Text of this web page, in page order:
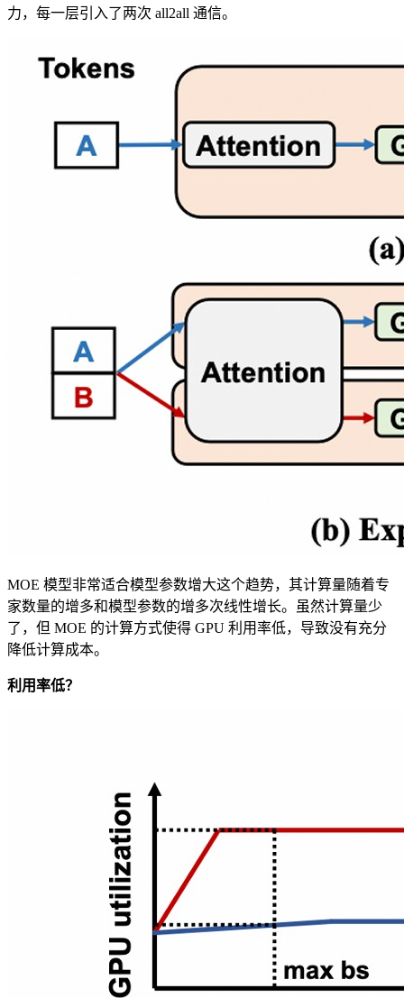
力，每一层引入了两次 all2all 通信。
MOE 模型非常适合模型参数增大这个趋势，其计算量随着专
家数量的增多和模型参数的增多次线性增长。虽然计算量少
了，但 MOE 的计算方式使得 GPU 利用率低，导致没有充分
降低计算成本。
利用率低？